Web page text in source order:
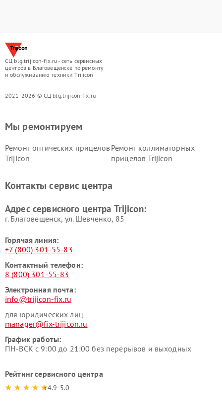
СЦ blg.trijicon-fix.ru - сеть сервисных
центров в Благовещенске по ремонту
и обслуживанию техники Trijicon
2021-2026 © СЦ blg.trijicon-fix.ru
Мы ремонтируем
Ремонт оптических прицелов
Trijicon
Ремонт коллиматорных
прицелов Trijicon
Контакты сервис центра
Адрес сервисного центра Trijicon:
г. Благовещенск, ул. Шевченко, 85
Горячая линия:
+7 (800) 301-55-83
Контактный телефон:
8 (800) 301-55-83
Электронная почта:
info@trijicon-fix.ru
для юридических лиц
manager@fix-trijicon.ru
График работы:
ПН-ВСК с 9:00 до 21:00 без перерывов и выходных
Рейтинг сервисного центра
4.9-5.0